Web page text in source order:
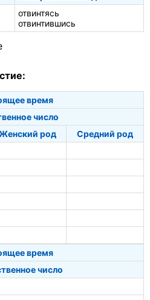
отвинтясь
отвинтившись
время
число
Женский род
Средний род
время
число